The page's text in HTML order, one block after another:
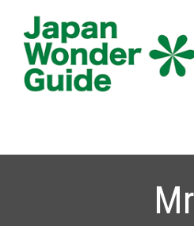
content
「日本のガイドの質を世界